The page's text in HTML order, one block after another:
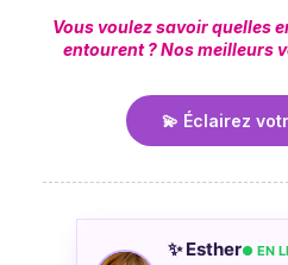
Vous voulez savoir quelles
entourent ?Nos meilleurs
💫 Éclairez
✨ Esther● EN